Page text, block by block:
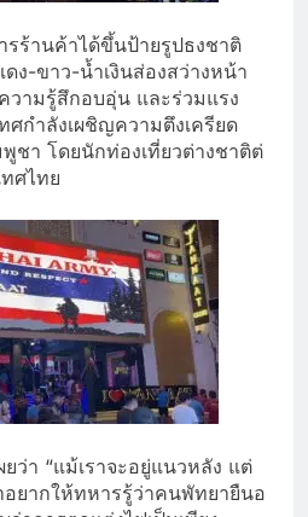
รร้านค้าได้ขึ้นป้ายรูปธงชาติ
ง-ขาว-น้ำเงินส่องสว่างหน้า
วามรู้สึกอบอุ่น และร่วมแรง
ศกำลังเผชิญความตึงเครียด
ชา โดยนักท่องเที่ยวต่างชาติต่
ศไทย
ว่า “แม้เราจะอยู่แนวหลัง แต่
อยากให้ทหารรู้ว่าคนพัทยายืนอ